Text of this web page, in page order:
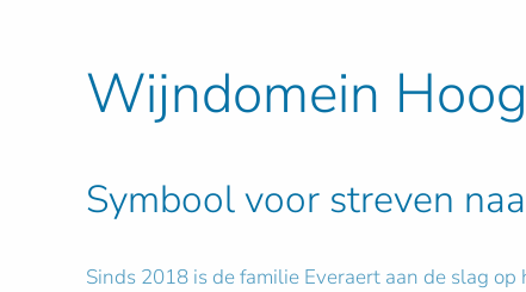
Wijndomein
Symbool voor streven
Sinds 2018 is de familie Everaert aan de slag